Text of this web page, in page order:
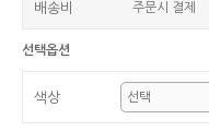
배송비 주문시 결제
선택옵션
색상